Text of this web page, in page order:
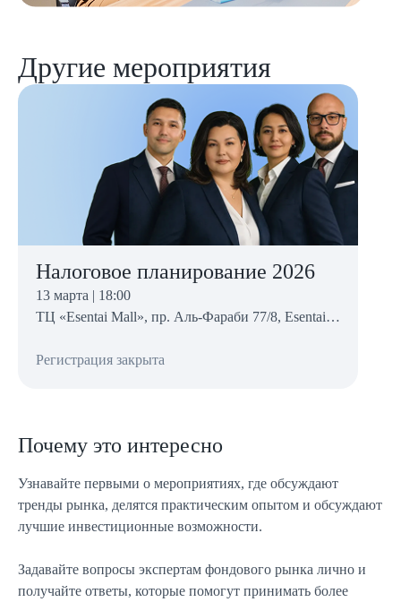
Другие мероприятия
Налоговое планирование 2026
13 марта | 18:00
ТЦ «Esentai Mall», пр. Аль-Фараби 77/8, Esentai Offices, 2 этаж
Регистрация закрыта
Почему это интересно
Узнавайте первыми о мероприятиях, где обсуждают
тренды рынка, делятся практическим опытом и обсуждают
лучшие инвестиционные возможности.
Задавайте вопросы экспертам фондового рынка лично и
получайте ответы, которые помогут принимать более